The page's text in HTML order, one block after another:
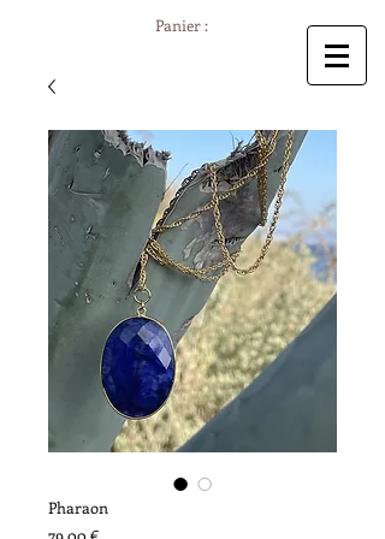
Panier :
Pharaon
79,00 €Prix